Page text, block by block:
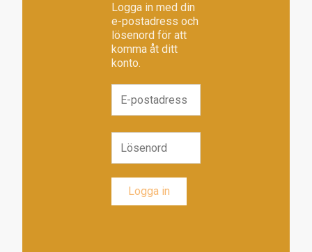
Logga in med din
e-postadress och
lösenord för att
komma åt ditt
konto.